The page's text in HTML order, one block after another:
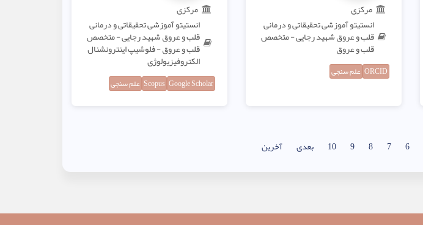
مرکزی
انستیتو آموزشی تحقیقاتی و درمانی
قلب و عروق شهید رجایی - متخصص
قلب و عروق
ORCID علم سنجی
مرکزی
انستیتو آموزشی تحقیقاتی و درمانی
قلب و عروق شهید رجایی - متخصص
قلب و عروق - فلوشیپ اینترونشنال
الکتروفیزیولوژی
Google Scholar
Scopus علم سنجی
6
7
8
9
10 بعدی آخرین